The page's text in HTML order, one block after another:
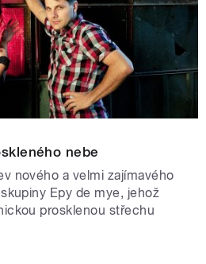
nebe
nového a velmi zajímavého
Epy de mye, jehož
prosklenou střechu